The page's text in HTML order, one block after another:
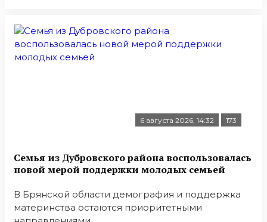
6 августа 2026, 14:32 173
Семья из Дубровского района воспользовалась
новой мерой поддержки молодых семьей
В Брянской области демография и поддержка
материнства остаются приоритетными